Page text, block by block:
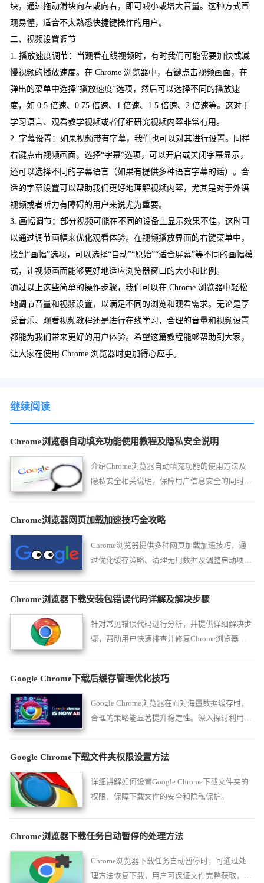
块，通过拖动滑块向左或向右，即可减小或增大音量。这种方式直
观易懂，适合不太熟悉快捷键操作的用户。
二、视频设置调节
1. 播放速度调节：当观看在线视频时，有时我们可能需要加快或减
慢视频的播放速度。在 Chrome 浏览器中，右键点击视频画面，在
弹出的菜单中选择“播放速度”选项，然后可以选择不同的播放速
度，如 0.5 倍速、0.75 倍速、1 倍速、1.5 倍速、2 倍速等。这对于
学习语言、观看教学视频或者仔细研究视频内容非常有用。
2. 字幕设置：如果视频带有字幕，我们也可以对其进行设置。同样
右键点击视频画面，选择“字幕”选项，可以开启或关闭字幕显示，
还可以选择不同的字幕语言（如果有提供多种语言字幕的话）。合
适的字幕设置可以帮助我们更好地理解视频内容，尤其是对于外语
视频或者听力有障碍的用户来说尤为重要。
3. 画幅调节：部分视频可能在不同的设备上显示效果不佳，这时可
以通过调节画幅来优化观看体验。在视频播放界面的右键菜单中，
找到“画幅”选项，可以选择“自动”“原始”“适合屏幕”等不同的画幅模
式，让视频画面能够更好地适应浏览器窗口的大小和比例。
通过以上这些简单的操作步骤，我们可以在 Chrome 浏览器中轻松
地调节音量和视频设置，以满足不同的浏览和观看需求。无论是享
受音乐、观看视频教程还是进行在线学习，合理的音量和视频设置
都能为我们带来更好的用户体验。希望这篇教程能够帮助到大家，
让大家在使用 Chrome 浏览器时更加得心应手。
继续阅读
Chrome浏览器自动填充功能使用教程及隐私安全说明
介绍Chrome浏览器自动填充功能的使用方法及
隐私安全相关说明，保障用户信息安全的同时提
Chrome浏览器网页加载加速技巧全攻略
Chrome浏览器提供多种网页加载加速技巧，通
过优化缓存策略、清理无用数据及调整启动项，
Chrome浏览器下载安装包错误代码详解及解决步骤
针对常见错误代码进行分析，并提供详细解决步
骤，帮助用户快速排查并修复Chrome浏览器下
Google Chrome下载后缓存管理优化技巧
Google Chrome浏览器在面对海量数据缓存时，
合理的策略能显著提升稳定性。深入探讨利用实
据安全的同时，维持浏览器最原始的流畅质感，
全方位压榨硬件性能。
Google Chrome下载文件夹权限设置方法
详细讲解如何设置Google Chrome下载文件夹的
权限，保障下载文件的安全和隐私保护。
Chrome浏览器下载任务自动暂停的处理方法
Chrome浏览器下载任务自动暂停时，可通过处
理方法恢复下载，用户可保证文件完整获取，提